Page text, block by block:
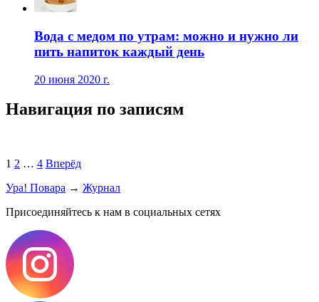
Вода с медом по утрам: можно и нужно ли
пить напиток каждый день
20 июня 2020 г.
Навигация по записям
1 2 … 4 Вперёд
Ура! Повара → Журнал
Присоединяйтесь к нам в социальных сетях